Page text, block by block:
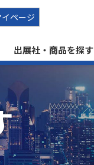
イページ
出展社・商品を探す